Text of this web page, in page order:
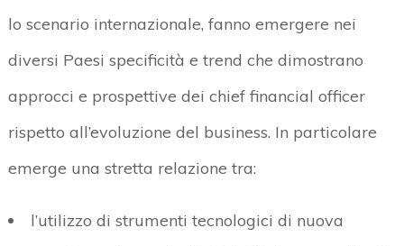
lo scenario internazionale, fanno emergere nei
diversi Paesi specificità e trend che dimostrano
approcci e prospettive dei chief financial officer
rispetto all’evoluzione del business. In particolare
emerge una stretta relazione tra:
l’utilizzo di strumenti tecnologici di nuova